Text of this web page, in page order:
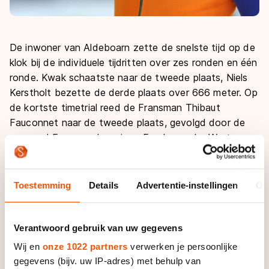
Toestemming Details Advertentie-instellingen
Verantwoord gebruik van uw gegevens
Wij en onze 1022 partners verwerken je persoonlijke
gegevens (bijv. uw IP-adres) met behulp van
De inwoner van Aldeboarn zette de snelste tijd op de
klok bij de individuele tijdritten over zes ronden en één
ronde. Kwak schaatste naar de tweede plaats, Niels
Kerstholt bezette de derde plaats over 666 meter. Op
de kortste timetrial reed de Fransman Thibaut
Fauconnet naar de tweede plaats, gevolgd door de
regerend Europees kampioen Freek van der Wart.
Op de 1000 meter zegevierde Kwak. Hij wachtte
achterin rustig af en knalde met drie ronden te gaan
dat Breeuwsma binnendoor schoof. Fauconnet moest
het drietal laten lopen en kwam op achterstand over
de finish. In de B-finale toonde Van der Wart zich de